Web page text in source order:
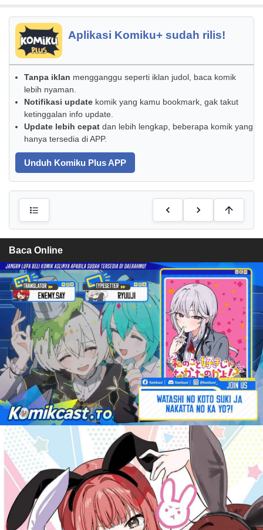
Aplikasi Komiku+ sudah rilis!
Tanpa iklan mengganggu seperti iklan judol, baca komik
lebih nyaman.
Notifikasi update komik yang kamu bookmark, gak takut
ketinggalan info update.
Update lebih cepat dan lebih lengkap, beberapa komik yang
hanya tersedia di APP.
Unduh Komiku Plus APP
Baca Online